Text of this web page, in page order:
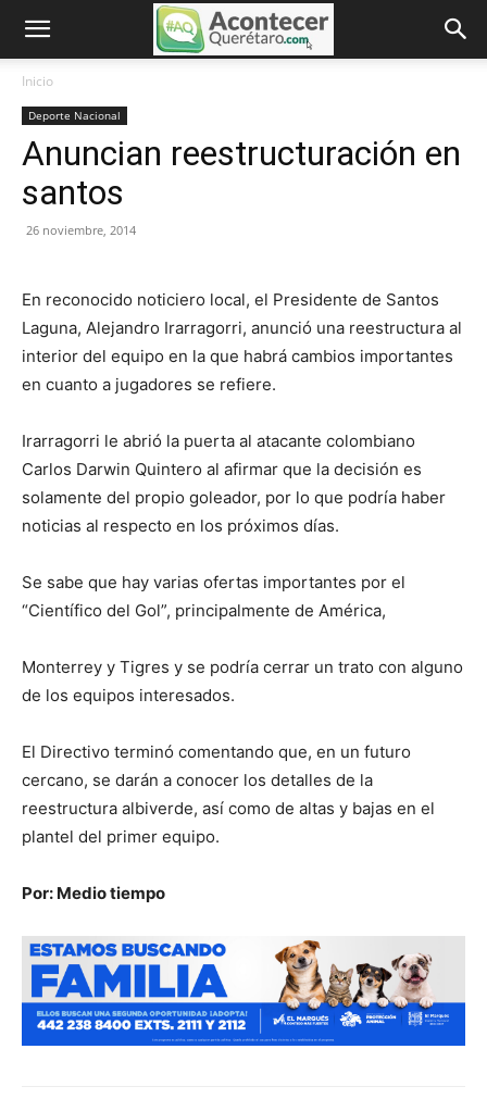
Inicio
Deporte Nacional
Anuncian reestructuración en
santos
26 noviembre, 2014
En reconocido noticiero local, el Presidente de Santos
Laguna, Alejandro Irarragorri, anunció una reestructura al
interior del equipo en la que habrá cambios importantes
en cuanto a jugadores se refiere.
Irarragorri le abrió la puerta al atacante colombiano
Carlos Darwin Quintero al afirmar que la decisión es
solamente del propio goleador, por lo que podría haber
noticias al respecto en los próximos días.
Se sabe que hay varias ofertas importantes por el
“Científico del Gol”, principalmente de América,
Monterrey y Tigres y se podría cerrar un trato con alguno
de los equipos interesados.
El Directivo terminó comentando que, en un futuro
cercano, se darán a conocer los detalles de la
reestructura albiverde, así como de altas y bajas en el
plantel del primer equipo.
Por: Medio tiempo